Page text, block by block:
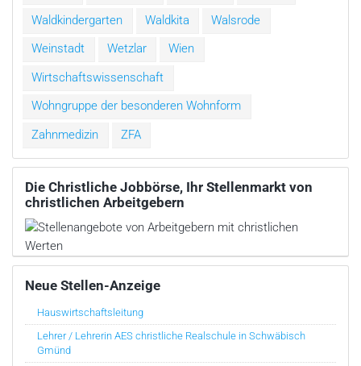
Waldkindergarten
Waldkita
Walsrode
Weinstadt
Wetzlar
Wien
Wirtschaftswissenschaft
Wohngruppe der besonderen Wohnform
Zahnmedizin
ZFA
Die Christliche Jobbörse, Ihr Stellenmarkt von
christlichen Arbeitgebern
Neue Stellen-Anzeige
Hauswirtschaftsleitung
Lehrer / Lehrerin AES christliche Realschule in Schwäbisch
Gmünd